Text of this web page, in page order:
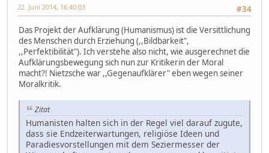
#34
22. Juni 2014, 16:40:03
Das Projekt der Aufklärung (Humanismus) ist die Versittlichung
des Menschen durch Erziehung (,,Bildbarkeit",
,,Perfektibilität"). Ich verstehe also nicht, wie ausgerechnet die
Aufklärungsbewegung sich nun zur Kritikerin der Moral
macht?! Nietzsche war ,,Gegenaufklärer" eben wegen seiner
Moralkritik.
Zitat
Humanisten halten sich in der Regel viel darauf zugute,
dass sie Endzeiterwartungen, religiöse Ideen und
Paradiesvorstellungen mit dem Seziermesser der